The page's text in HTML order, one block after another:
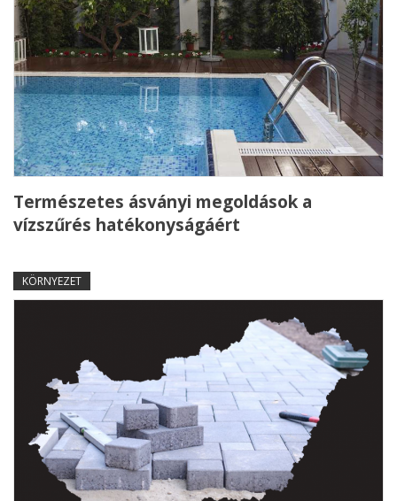
Természetes ásványi megoldások a
vízszűrés hatékonyságáért
KÖRNYEZET